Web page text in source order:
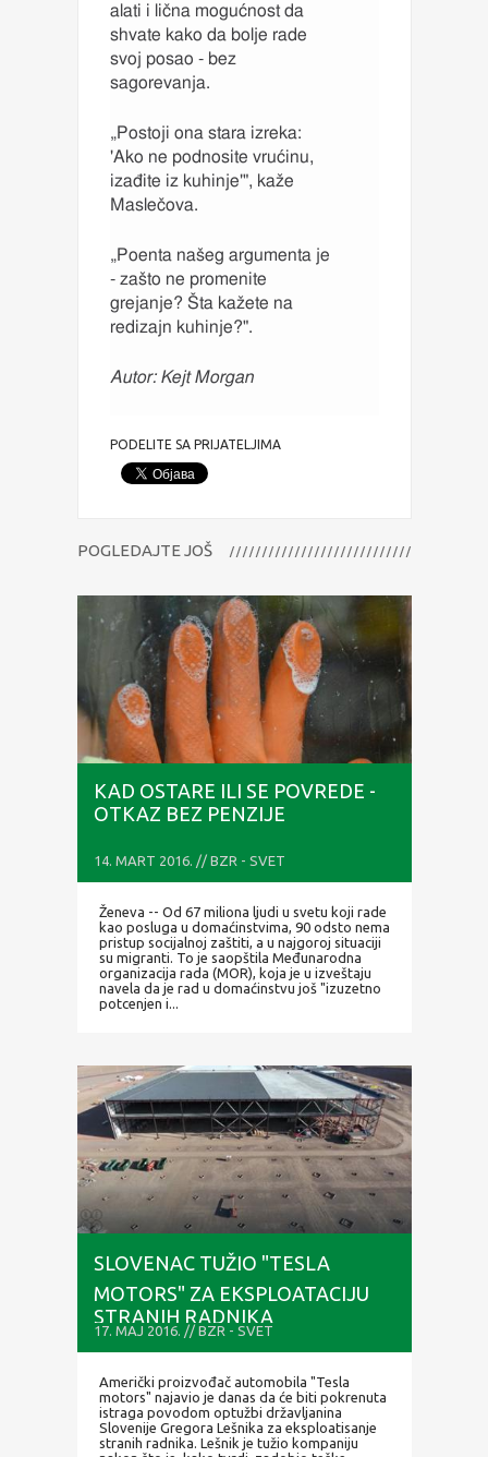
alati i lična mogućnost da
shvate kako da bolje rade
svoj posao - bez
sagorevanja.
„Postoji ona stara izreka:
'Ako ne podnosite vrućinu,
izađite iz kuhinje'", kaže
Maslečova.
„Poenta našeg argumenta je
- zašto ne promenite
grejanje? Šta kažete na
redizajn kuhinje?".
Autor: Kejt Morgan
PODELITE SA PRIJATELJIMA
POGLEDAJTE JOŠ
KAD OSTARE ILI SE POVREDE -
OTKAZ BEZ PENZIJE
14. MART 2016. // BZR - SVET
Ženeva -- Od 67 miliona ljudi u svetu koji rade
kao posluga u domaćinstvima, 90 odsto nema
pristup socijalnoj zaštiti, a u najgoroj situaciji
su migranti. To je saopštila Međunarodna
organizacija rada (MOR), koja je u izveštaju
navela da je rad u domaćinstvu još "izuzetno
potcenjen i...
SLOVENAC TUŽIO "TESLA
MOTORS" ZA EKSPLOATACIJU
STRANIH RADNIKA
17. MAJ 2016. // BZR - SVET
Američki proizvođač automobila "Tesla
motors" najavio je danas da će biti pokrenuta
istraga povodom optužbi državljanina
Slovenije Gregora Lešnika za eksploatisanje
stranih radnika. Lešnik je tužio kompaniju